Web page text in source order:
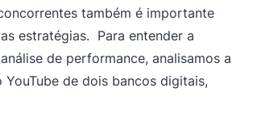
também é importante
estratégias. Para entender a
de performance, analisamos a
YouTube de dois bancos digitais,